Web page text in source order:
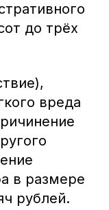
до трёх
вреда
в размере
рублей.